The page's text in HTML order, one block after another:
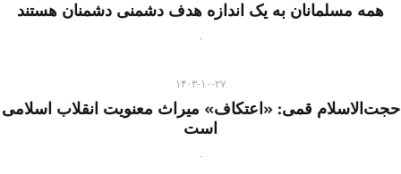
همه مسلمانان به یک اندازه هدف دشمنی دشمنان هستند
۱۴۰۳-۱۰-۲۷
حجت‌الاسلام قمی: «اعتکاف» میراث معنویت انقلاب اسلامی
است